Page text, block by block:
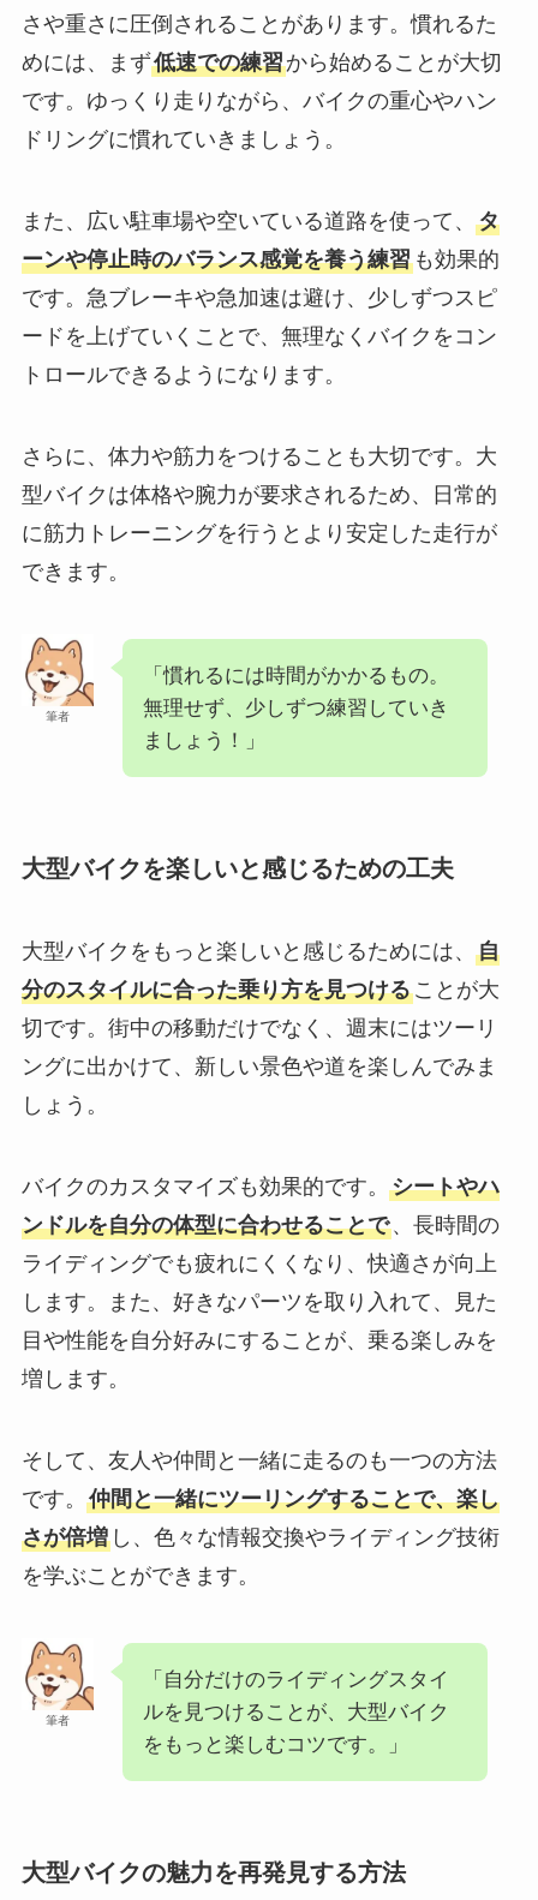
さや重さに圧倒されることがあります。慣れるた
めには、まず低速での練習から始めることが大切
です。ゆっくり走りながら、バイクの重心やハン
ドリングに慣れていきましょう。
また、広い駐車場や空いている道路を使って、 タ
ーンや停止時のバランス感覚を養う練習も効果的
です。急ブレーキや急加速は避け、少しずつスピ
ードを上げていくことで、無理なくバイクをコン
トロールできるようになります。
さらに、体力や筋力をつけることも大切です。大
型バイクは体格や腕力が要求されるため、日常的
に筋力トレーニングを行うとより安定した走行が
できます。
筆者
「慣れるには時間がかかるもの。
無理せず、少しずつ練習していき
ましょう！」
大型バイクを楽しいと感じるための工夫
大型バイクをもっと楽しいと感じるためには、 自
分のスタイルに合った乗り方を見つけることが大
切です。街中の移動だけでなく、週末にはツーリ
ングに出かけて、新しい景色や道を楽しんでみま
しょう。
バイクのカスタマイズも効果的です。 シートやハ
ンドルを自分の体型に合わせることで、長時間の
ライディングでも疲れにくくなり、快適さが向上
します。また、好きなパーツを取り入れて、見た
目や性能を自分好みにすることが、乗る楽しみを
増します。
そして、友人や仲間と一緒に走るのも一つの方法
です。 仲間と一緒にツーリングすることで、楽し
さが倍増し、色々な情報交換やライディング技術
を学ぶことができます。
筆者
「自分だけのライディングスタイ
ルを見つけることが、大型バイク
をもっと楽しむコツです。」
大型バイクの魅力を再発見する方法